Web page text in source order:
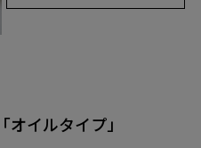
イルタイプ」